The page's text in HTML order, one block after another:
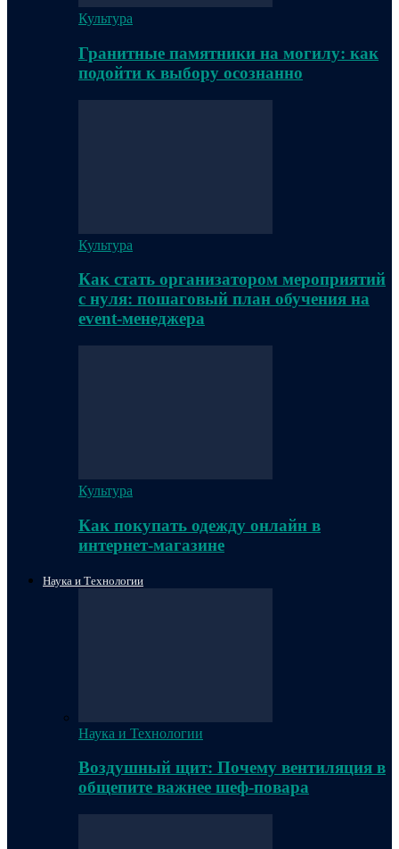
Культура
Гранитные памятники на могилу: как
подойти к выбору осознанно
Культура
Как стать организатором мероприятий
с нуля: пошаговый план обучения на
event-менеджера
Культура
Как покупать одежду онлайн в
интернет-магазине
Наука и Технологии
Наука и Технологии
Воздушный щит: Почему вентиляция в
общепите важнее шеф-повара